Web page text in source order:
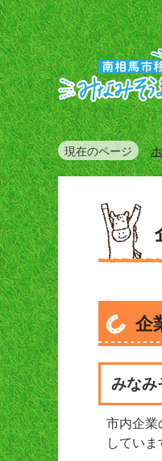
現在のページ
企
みなみ
市内企業
していま